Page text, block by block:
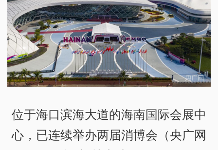
位于海口滨海大道的海南国际会展中
心，已连续举办两届消博会（央广网